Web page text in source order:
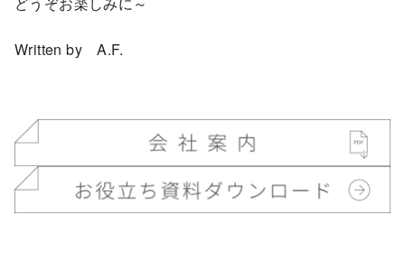
Written by A.F.